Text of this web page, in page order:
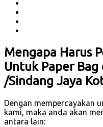
Mengapa Harus
Untuk Paper Bag
/Sindang Jaya
Dengan mempercayakan
kami, maka anda akan
antara lain: